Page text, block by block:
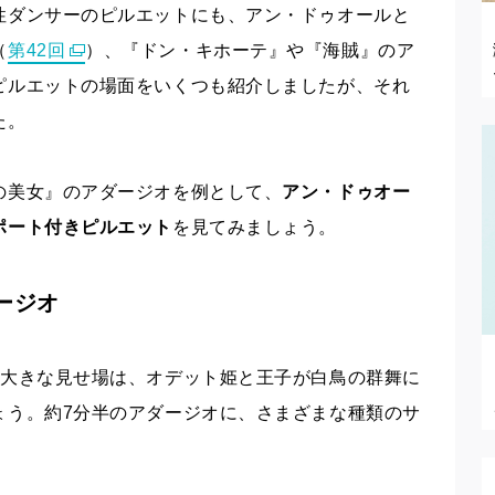
ンサーのピルエットにも、アン・ドゥオールと
第42回
）、『ドン・キホーテ』や『海賊』のア
エットの場面をいくつも紹介しましたが、それ
女』のアダージオを例として、 アン・ドゥオー
ト付きピルエット を見てみましょう。
ジオ
きな見せ場は、オデット姫と王子が白鳥の群舞に
。約7分半のアダージオに、さまざまな種類のサ